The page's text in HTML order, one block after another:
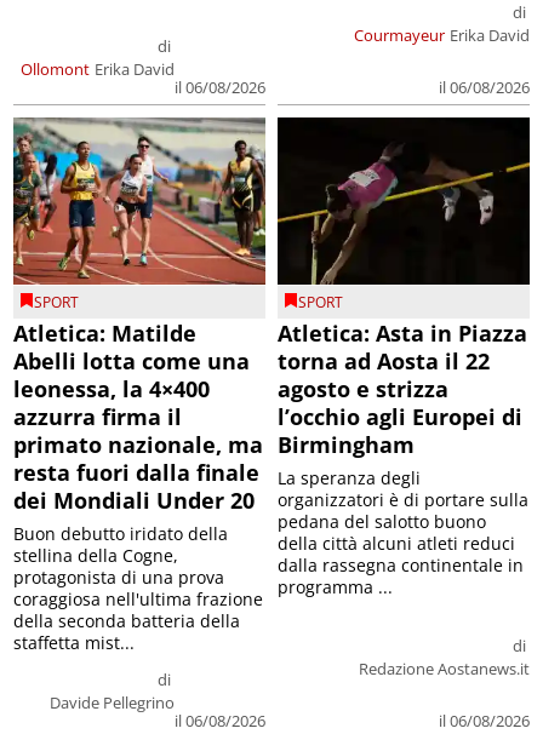
Ollomont
di
Erika David
il 06/08/2026
Courmayeur
di
Erika David
il 06/08/2026
SPORT
Atletica: Matilde
Abelli lotta come una
leonessa, la 4×400
azzurra firma il
primato nazionale, ma
resta fuori dalla finale
dei Mondiali Under 20
di
Davide Pellegrino
il 06/08/2026
Buon debutto iridato della
stellina della Cogne,
protagonista di una prova
coraggiosa nell'ultima frazione
della seconda batteria della
staffetta mist...
SPORT
Atletica: Asta in Piazza
torna ad Aosta il 22
agosto e strizza
l’occhio agli Europei di
Birmingham
di
Redazione Aostanews.it
il 06/08/2026
La speranza degli
organizzatori è di portare sulla
pedana del salotto buono
della città alcuni atleti reduci
dalla rassegna continentale in
programma ...